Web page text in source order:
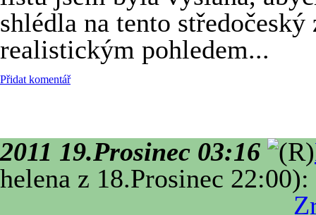
shlédla na tento
realistickým pohledem...
Přidat komentář
2011 19.Prosinec 03:16
helena z 18.Prosinec